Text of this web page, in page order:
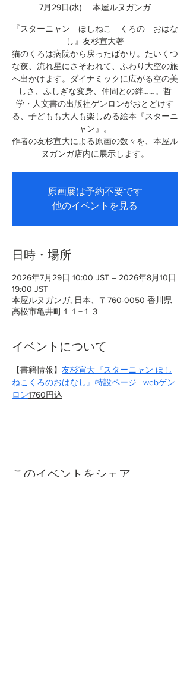
7月29日(水)
  |
本屋ルヌガンガ
『スターニャン ほしねこ くろの おはな
し』友杉宣大著
猫のくろは病院から戻ったばかり。たいくつ
な夜、流れ星にさそわれて、ふわり大空の旅
へ出かけます。ダイナミックに広がる空の美
しさ、ふしぎな変身、仲間との絆……。哲
学・人文書の出版社ゲンロンがおとどけす
る、子どもも大人も楽しめる絵本『スターニ
ャン』。
作者の友杉宣大による原画の数々を、本屋ル
ヌガンガ店内に展示します。
原画展は予約不要です
他のイベントを見る
日時・場所
2026年7月29日 10:00 JST – 2026年8月10日
19:00 JST
本屋ルヌガンガ, 日本、〒760-0050 香川県
高松市亀井町１１−１３
イベントについて
【書籍情報】 友杉宣大『スターニャン ほし
ねこくろのおはなし』特設ページ | webゲン
ロン1760円込
このイベントをシェア